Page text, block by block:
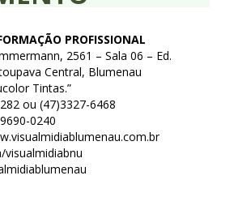
PROFISSIONAL
2561 – Sala 06 – Ed.
Central, Blumenau
Tintas.”
ou (47)3327-6468
0240
visualmidiabnu